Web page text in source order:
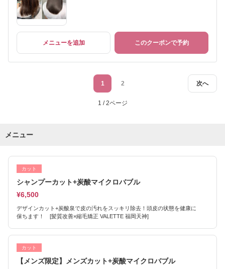
メニューを追加 このクーポンで予約
次へ
1 2
1 / 2ページ
メニュー
カット
シャンプーカット+炭酸マイクロバブル
¥6,500
デザインカット+炭酸泉で皮の汚れをスッキリ除去！頭皮の状態を健康に
保ちます！ [髪質改善×縮毛矯正 VALETTE 福岡天神]
カット
【メンズ限定】メンズカット+炭酸マイクロバブル